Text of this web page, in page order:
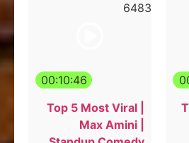
00:10:46
Top 5 Most Viral |
Max Amini |